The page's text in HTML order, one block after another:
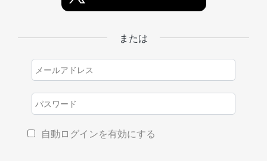
または
自動ログインを有効にする